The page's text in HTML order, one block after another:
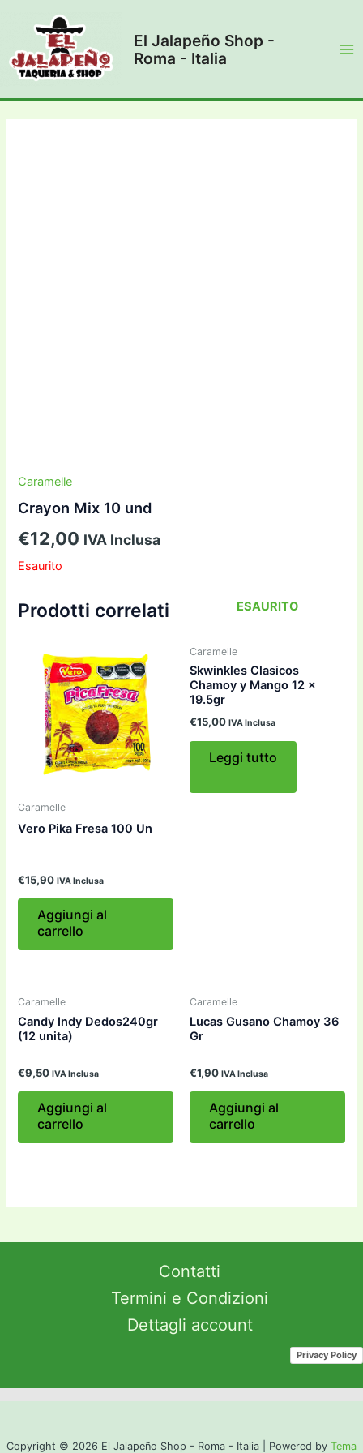
contenuto
El Jalapeño Shop -
Roma - Italia
Caramelle
Crayon Mix 10 und
€12,00 IVA Inclusa
Esaurito
Prodotti correlati
Caramelle
Vero Pika Fresa 100 Un
€15,90 IVA Inclusa
Aggiungi al
carrello
ESAURITO
Caramelle
Skwinkles Clasicos
Chamoy y Mango 12 x
19.5gr
€15,00 IVA Inclusa
Leggi tutto
Caramelle
Candy Indy Dedos240gr
(12 unita)
€9,50 IVA Inclusa
Aggiungi al
carrello
Caramelle
Lucas Gusano Chamoy 36
Gr
€1,90 IVA Inclusa
Aggiungi al
carrello
Contatti
Termini e Condizioni
Dettagli account
Privacy Policy
Copyright © 2026 El Jalapeño Shop - Roma - Italia | Powered by Tema